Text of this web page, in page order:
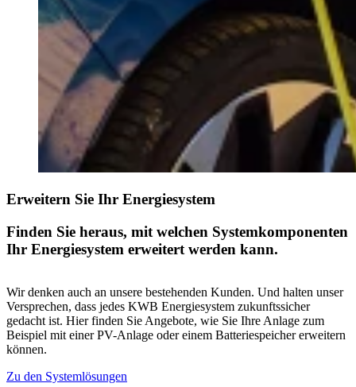
Erweitern Sie Ihr Energiesystem
Finden Sie heraus, mit welchen Systemkomponenten
Ihr Energiesystem erweitert werden kann.
Wir denken auch an unsere bestehenden Kunden. Und halten unser
Versprechen, dass jedes KWB Energiesystem zukunftssicher
gedacht ist. Hier finden Sie Angebote, wie Sie Ihre Anlage zum
Beispiel mit einer PV-Anlage oder einem Batteriespeicher erweitern
können.
Zu den Systemlösungen